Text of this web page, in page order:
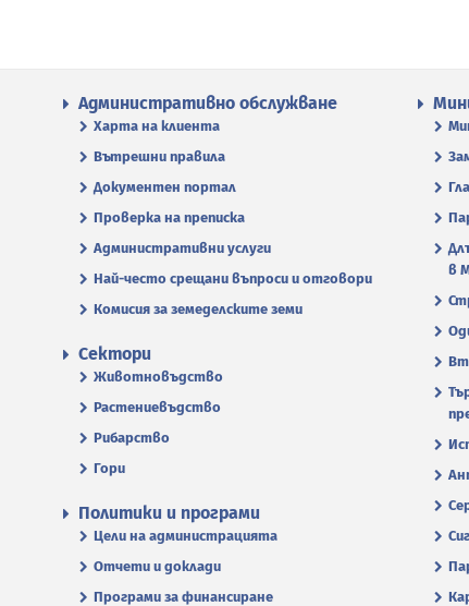
Административно обслужване
Харта на клиента
Вътрешни правила
Документен портал
Проверка на преписка
Административни услуги
Най-често срещани въпроси и отговори
Комисия за земеделските земи
в
Сектори
Животновъдство
Растениевъдство
Рибарство
Гори
Политики и програми
Цели на администрацията
Отчети и доклади
Програми за финансиране